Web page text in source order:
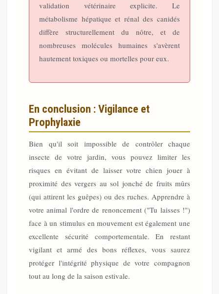
validation vétérinaire explicite. Le
métabolisme hépatique et rénal des canidés
diffère structurellement du nôtre, et de
nombreuses molécules humaines s'avèrent
hautement toxiques ou mortelles pour eux.
En conclusion : Vigilance et
Prophylaxie
Bien qu'il soit impossible de contrôler chaque
insecte de votre jardin, vous pouvez limiter les
risques en évitant de laisser votre chien jouer à
proximité des vergers au sol jonché de fruits mûrs
(qui attirent les guêpes) ou des ruches. Apprendre à
votre animal l'ordre de renoncement ("Tu laisses !")
face à un stimulus en mouvement est également une
excellente sécurité comportementale. En restant
vigilant et armé des bons réflexes, vous saurez
protéger l'intégrité physique de votre compagnon
tout au long de la saison estivale.